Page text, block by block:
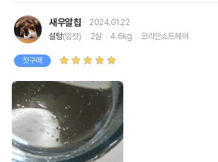
새우알칩
2024.01.22
설탕(암컷) 2살 4.6kg 코리안쇼트헤어
첫구매